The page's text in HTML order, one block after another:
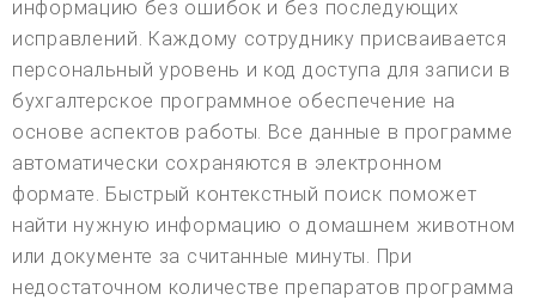
информацию без ошибок и без последующих
исправлений. Каждому сотруднику присваивается
персональный уровень и код доступа для записи в
бухгалтерское программное обеспечение на
основе аспектов работы. Все данные в программе
автоматически сохраняются в электронном
формате. Быстрый контекстный поиск поможет
найти нужную информацию о домашнем животном
или документе за считанные минуты. При
недостаточном количестве препаратов программа